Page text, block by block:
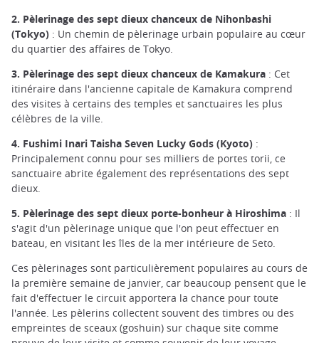
2. Pèlerinage des sept dieux chanceux de Nihonbashi
(Tokyo) : Un chemin de pèlerinage urbain populaire au cœur
du quartier des affaires de Tokyo.
3. Pèlerinage des sept dieux chanceux de Kamakura : Cet
itinéraire dans l'ancienne capitale de Kamakura comprend
des visites à certains des temples et sanctuaires les plus
célèbres de la ville.
4. Fushimi Inari Taisha Seven Lucky Gods (Kyoto) :
Principalement connu pour ses milliers de portes torii, ce
sanctuaire abrite également des représentations des sept
dieux.
5. Pèlerinage des sept dieux porte-bonheur à Hiroshima : Il
s'agit d'un pèlerinage unique que l'on peut effectuer en
bateau, en visitant les îles de la mer intérieure de Seto.
Ces pèlerinages sont particulièrement populaires au cours de
la première semaine de janvier, car beaucoup pensent que le
fait d'effectuer le circuit apportera la chance pour toute
l'année. Les pèlerins collectent souvent des timbres ou des
empreintes de sceaux (goshuin) sur chaque site comme